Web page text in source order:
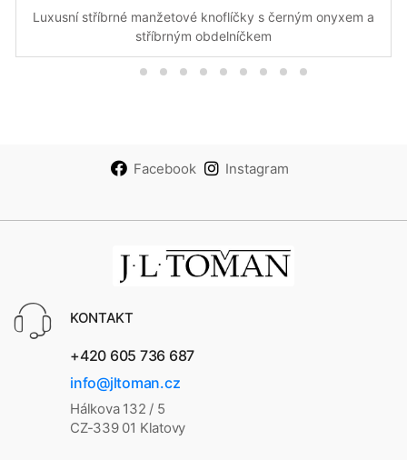
Luxusní stříbrné manžetové knoflíčky s černým onyxem a
stříbrným obdelníčkem
Facebook Instagram
KONTAKT
+420 605 736 687
info@jltoman.cz
Hálkova 132 / 5
CZ-339 01 Klatovy